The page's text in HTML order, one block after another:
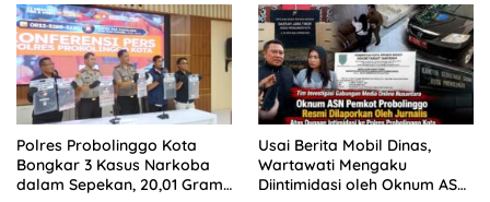
Polres Probolinggo Kota
Bongkar 3 Kasus Narkoba
dalam Sepekan, 20,01 Gram
Usai Berita Mobil Dinas,
Wartawati Mengaku
Diintimidasi oleh Oknum ASN